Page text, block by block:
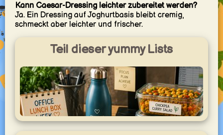
Kann Caesar-Dressing leichter zubereitet werden?
Ja. Ein Dressing auf Joghurtbasis bleibt cremig,
schmeckt aber leichter und frischer.
Teil dieser yummy Lists